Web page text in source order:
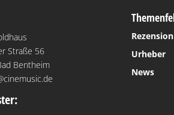
Straße 56
Bentheim
Rezension
Urheber
News